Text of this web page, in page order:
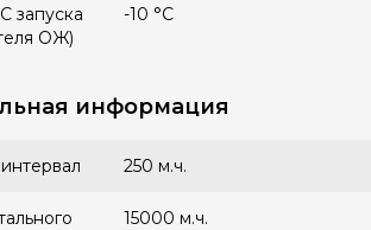
запуска
ОЖ)
-10 °С
информация
250 м.ч.
15000 м.ч.